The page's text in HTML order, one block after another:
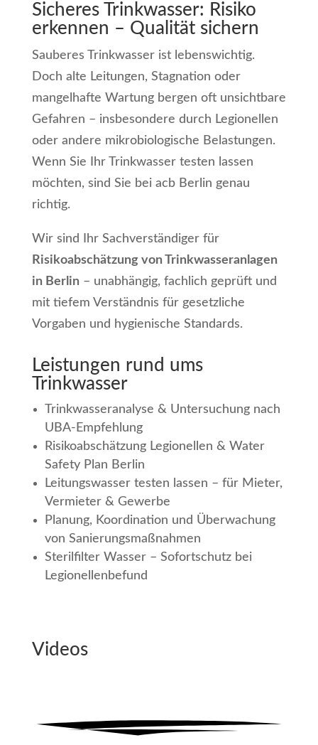
Sicheres Trinkwasser: Risiko
erkennen – Qualität sichern
Sauberes Trinkwasser ist lebenswichtig.
Doch alte Leitungen, Stagnation oder
mangelhafte Wartung bergen oft unsichtbare
Gefahren – insbesondere durch Legionellen
oder andere mikrobiologische Belastungen.
Wenn Sie Ihr Trinkwasser testen lassen
möchten, sind Sie bei acb Berlin genau
richtig.
Wir sind Ihr Sachverständiger für
Risikoabschätzung von Trinkwasseranlagen
in Berlin – unabhängig, fachlich geprüft und
mit tiefem Verständnis für gesetzliche
Vorgaben und hygienische Standards.
Leistungen rund ums
Trinkwasser
Trinkwasseranalyse & Untersuchung nach
UBA-Empfehlung
Risikoabschätzung Legionellen & Water
Safety Plan Berlin
Leitungswasser testen lassen – für Mieter,
Vermieter & Gewerbe
Planung, Koordination und Überwachung
von Sanierungsmaßnahmen
Sterilfilter Wasser – Sofortschutz bei
Legionellenbefund
Videos